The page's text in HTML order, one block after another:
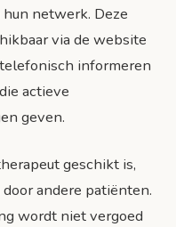
netwerk. Deze
via de website
informeren
actieve
geven.
geschikt is,
andere patiënten.
wordt niet vergoed